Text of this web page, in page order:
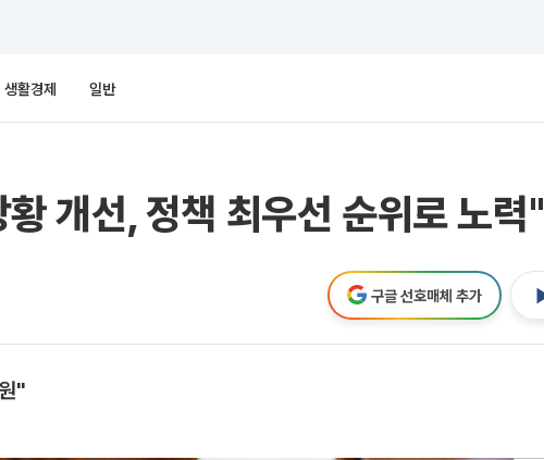
생활경제 일반
개선, 정책 최우선 순위로 노력"
구글 선호매체 추가
"